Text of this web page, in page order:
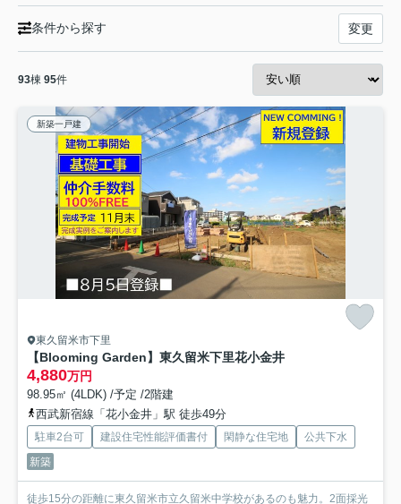
条件から探す 変更
93棟 95件
新築一戸建
東久留米市下里
【Blooming Garden】東久留米下里花小金井
4,880万円
98.95㎡ (4LDK) /予定 /2階建
西武新宿線「花小金井」駅 徒歩49分
駐車2台可 建設住宅性能評価書付 閑静な住宅地
公共下水
新築
徒歩15分の距離に東久留米市立久留米中学校があるのも魅力。2面採光